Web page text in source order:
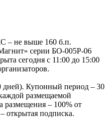
– не выше 160 б.п.
серии БО-005Р-06
сегодня с 11:00 до 15:00
дней). Купонный период – 30
размещаемой
размещения – 100% от
открытая подписка.